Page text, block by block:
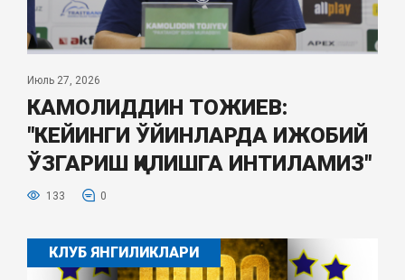
Июль 27, 2026
КАМОЛИДДИН ТОЖИЕВ:
"КЕЙИНГИ ЎЙИНЛАРДА ИЖОБИЙ
ЎЗГАРИШ ҚИЛИШГА ИНТИЛАМИЗ"
133 0
КЛУБ ЯНГИЛИКЛАРИ